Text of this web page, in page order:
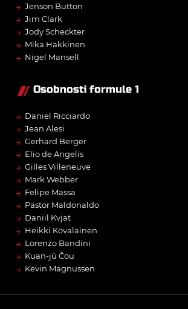
→ Jenson Button
→ Jim Clark
→ Jody Scheckter
→ Mika Häkkinen
→ Nigel Mansell
Osobnosti formule 1
→ Daniel Ricciardo
→ Jean Alesi
→ Gerhard Berger
→ Elio de Angelis
→ Gilles Villeneuve
→ Mark Webber
→ Felipe Massa
→ Pastor Maldonaldo
→ Daniil Kvjat
→ Heikki Kovalainen
→ Lorenzo Bandini
→ Kuan-jü Čou
→ Kevin Magnussen